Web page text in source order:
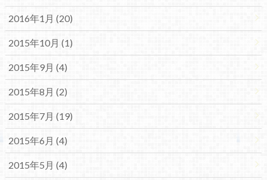
2016年1月 (20)
2015年10月 (1)
2015年9月 (4)
2015年8月 (2)
2015年7月 (19)
2015年6月 (4)
2015年5月 (4)